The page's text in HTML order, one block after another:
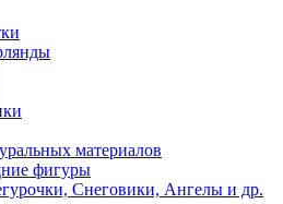
материалов
фигуры
Снеговики, Ангелы и др.